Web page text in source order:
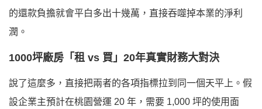
的還款負擔就會平白多出十幾萬，直接吞噬掉本業的淨利
潤。
1000坪廠房「租 vs 買」20年真實財務大對決
說了這麼多，直接把兩者的各項指標拉到同一個天平上。假
設企業主預計在桃園營運 20 年，需要 1,000 坪的使用面